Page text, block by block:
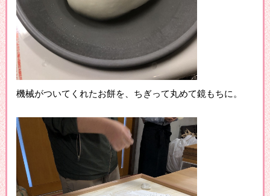
機械がついてくれたお餅を、ちぎって丸めて鏡もちに。